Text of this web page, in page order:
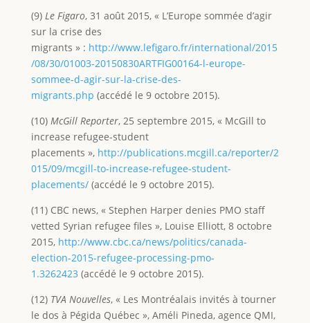
(9) Le Figaro, 31 août 2015, « L’Europe sommée d’agir
sur la crise des
migrants » : http://www.lefigaro.fr/international/2015
/08/30/01003-20150830ARTFIG00164-l-europe-
sommee-d-agir-sur-la-crise-des-
migrants.php (accédé le 9 octobre 2015).
(10) McGill Reporter, 25 septembre 2015, « McGill to
increase refugee-student
placements », http://publications.mcgill.ca/reporter/2
015/09/mcgill-to-increase-refugee-student-
placements/(accédé le 9 octobre 2015).
(11) CBC news, « Stephen Harper denies PMO staff
vetted Syrian refugee files », Louise Elliott, 8 octobre
2015, http://www.cbc.ca/news/politics/canada-
election-2015-refugee-processing-pmo-
1.3262423(accédé le 9 octobre 2015).
(12) TVA Nouvelles, « Les Montréalais invités à tourner
le dos à Pégida Québec », Améli Pineda, agence QMI,